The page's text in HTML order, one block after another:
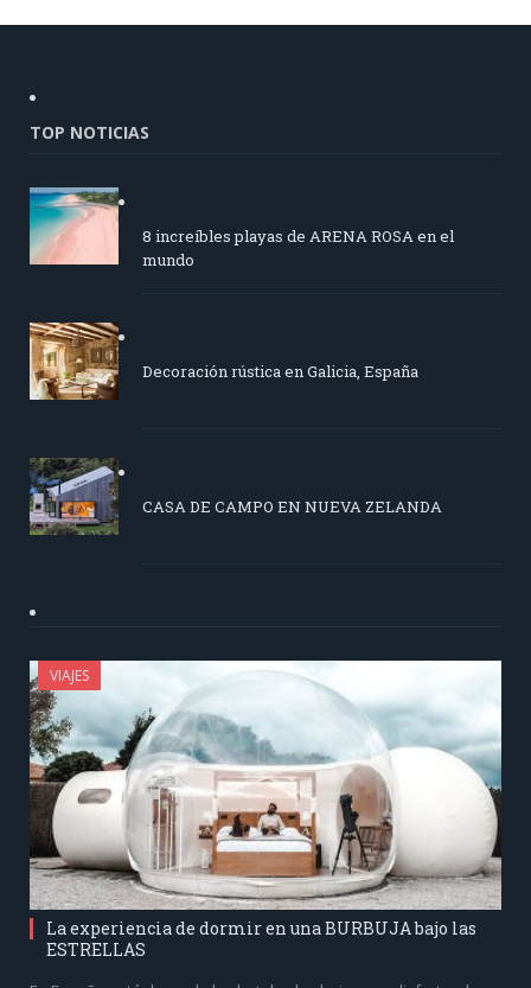
TOP NOTICIAS
8 increíbles playas de ARENA ROSA en el
mundo
Decoración rústica en Galicia, España
CASA DE CAMPO EN NUEVA ZELANDA
VIAJES
La experiencia de dormir en una BURBUJA bajo las
ESTRELLAS